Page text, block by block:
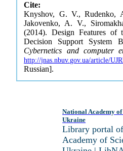
Cite:
Knyshov, G. V., Rudenko,
Jakovenko, A. V.,
(2014). Design Features of
Decision Support System
Cybernetics and computer
http://jnas.nbuv.gov.ua/article/
Russian].
National Academy of
Ukraine
Library portal
Academy of